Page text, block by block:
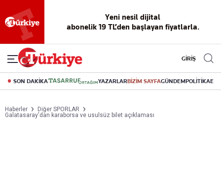
Yeni nesil dijital
abonelik 19 TL’den başlayan fiyatlarla.
GİRİŞ
SON DAKİKA YAZARLARBİZİM SAYFAGÜNDEMPOLİTİKA
Haberler
Diğer SPORLAR
Galatasaray'dan karaborsa ve usulsüz bilet açıklaması